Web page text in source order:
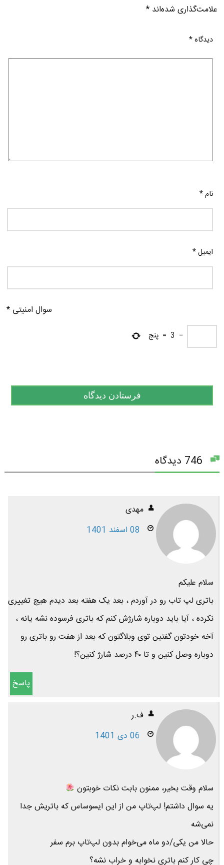
علامت‌گذاری شده‌اند*
دیدگاه*
نام*
ایمیل*
سوال امنیتی *
−
3
= پنج
مهدی
08 اسفند 1401
سلام علیکم
باتری لپ تاب رو در آوردم ، بعد یک هفته بعد دیدم هیچ تغییری
نکرده ، آیا باید دوباره شارژش کنم که باتری فرسوده نشه یانه ،
آخه خودتون گفتین توی وبلاگتون که بعد از هفت رو باتری رو
دوباره وصل کنین و تا ۴۰ درصد شارژ کنین؟!
پاسخ
ف.ر
06 دی 1401
سلام وقت بخیر، ممنون بابت نکات خوبتون
یه سوال داشتم! لپ‌تاپ من از این ایسوساس که باتریش جدا
نمی‌شه
حالا من یکی/دو ماه می‌خوام بدون لپ‌تاپ برم سفر
چی کار کنم باتری نخوابه و خراب نشه؟